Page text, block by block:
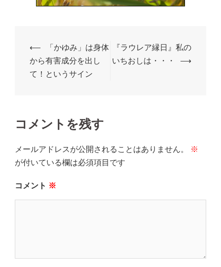
⟵
「かゆみ」は身体
から有害成分を出し
て！というサイン
『ラウレア縁日』私の
いちおしは・・・
⟶
コメントを残す
メールアドレスが公開されることはありません。
※
が付いている欄は必須項目です
コメント ※